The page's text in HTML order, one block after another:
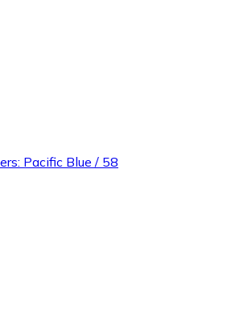
Pacific Blue / 58